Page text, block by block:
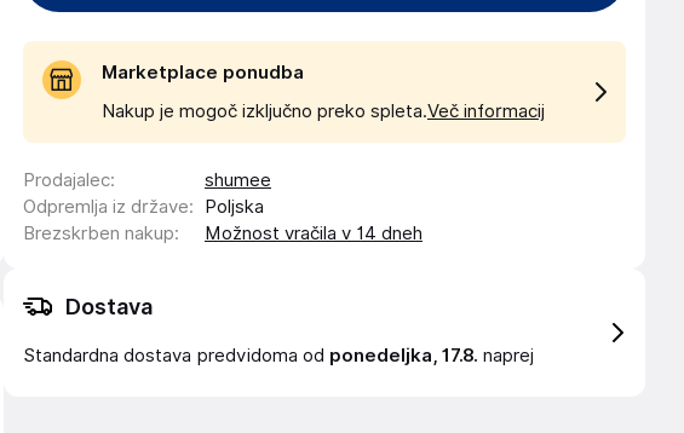
Marketplace ponudba
Nakup je mogoč izključno preko spleta.Več informacij
Prodajalec:
shumee
Odpremlja iz države:
Poljska
Brezskrben nakup: Možnost vračila v 14 dneh
Dostava
Standardna dostava predvidoma od ponedeljka, 17.8. naprej